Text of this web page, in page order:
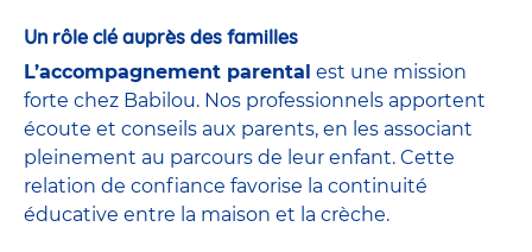
Un rôle clé auprès des familles
L’accompagnement parental est une mission
forte chez Babilou. Nos professionnels apportent
écoute et conseils aux parents, en les associant
pleinement au parcours de leur enfant. Cette
relation de confiance favorise la continuité
éducative entre la maison et la crèche.